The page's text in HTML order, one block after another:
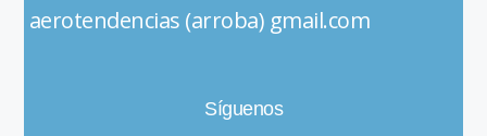
aerotendencias (arroba) gmail.com
Síguenos